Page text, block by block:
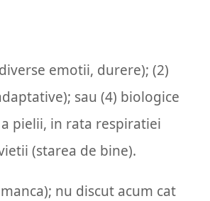
emotii, durere); (2)
sau (4) biologice
pielii, in rata respiratiei
(starea de bine).
nu discut acum cat